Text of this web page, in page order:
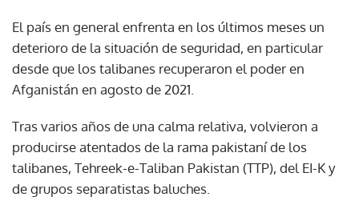
El país en general enfrenta en los últimos meses un
deterioro de la situación de seguridad, en particular
desde que los talibanes recuperaron el poder en
Afganistán en agosto de 2021.
Tras varios años de una calma relativa, volvieron a
producirse atentados de la rama pakistaní de los
talibanes, Tehreek-e-Taliban Pakistan (TTP), del EI-K y
de grupos separatistas baluches.